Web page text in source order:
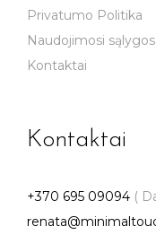
Privatumo Politika
Naudojimosi sąlygos
Kontaktai
Kontaktai
+370 695 09094 (